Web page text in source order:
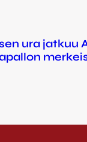
ura jatkuu